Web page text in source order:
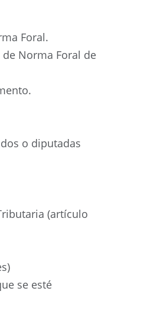
Foral.
Norma Foral de
o diputadas
(artículo
se esté